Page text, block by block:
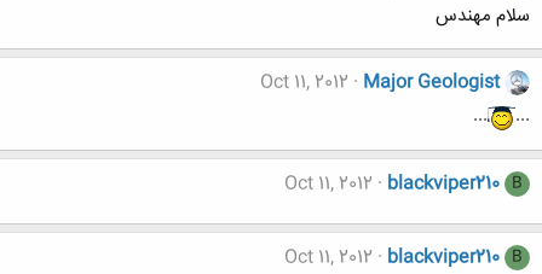
سلام مهندس
Major Geologist
Oct 11, 2012
...
...
B
blackviper210
Oct 11, 2012
B
blackviper210
Oct 11, 2012